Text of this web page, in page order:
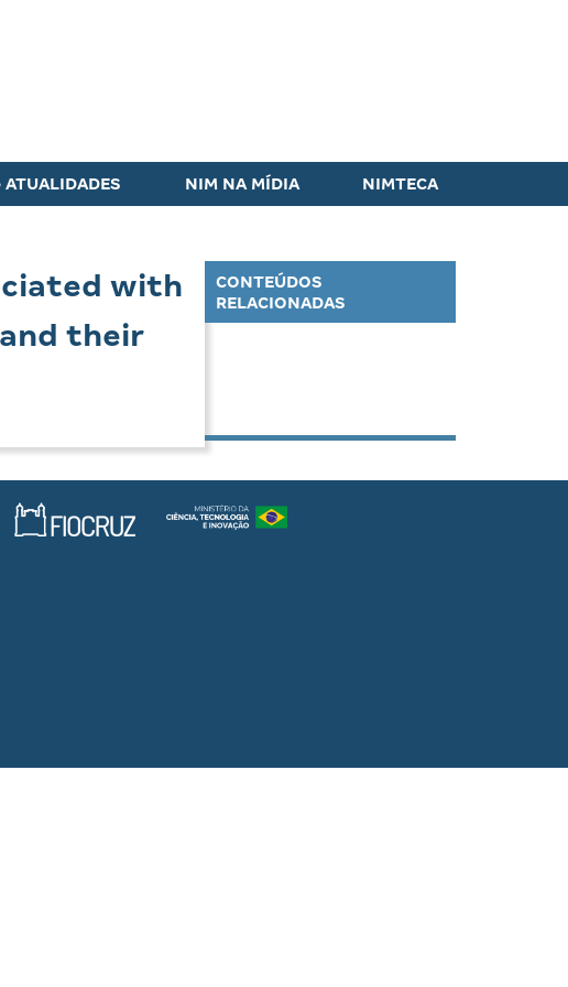
NIM NA MÍDIA NIMTECA
with
their
CONTEÚDOS
RELACIONADAS